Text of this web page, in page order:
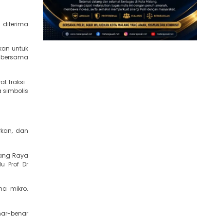
diterima
untuk
fraksi-
simbolis
dan
Raya
Prof Dr
mikro.
benar